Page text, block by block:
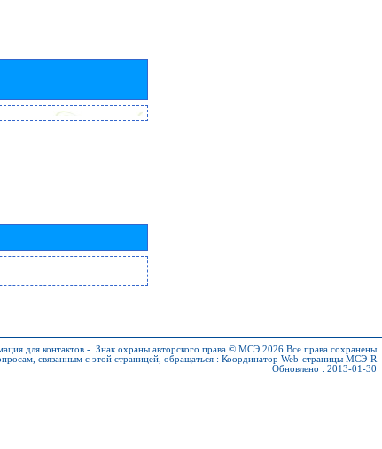
для контактов - Знак охраны авторского права © МСЭ 2026 Все права сохранены
связанным с этой страницей, обращаться : Координатор Web-страницы МСЭ-R
Обновлено : 2013-01-30